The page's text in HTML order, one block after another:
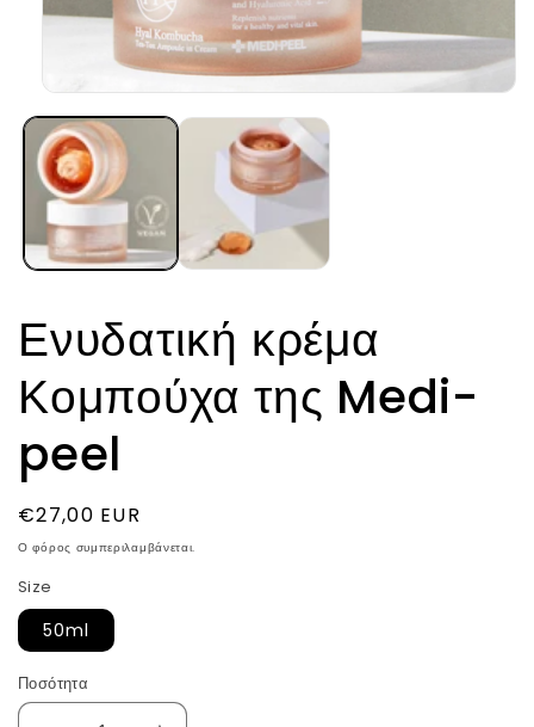
μέσου
1
στο
βοηθητικό
παράθυρο
Ενυδατική κρέμα
Κομπούχα της Medi-
peel
Κανονική
τιμή
€27,00 EUR
Ο φόρος συμπεριλαμβάνεται.
Size
50ml
Ποσότητα